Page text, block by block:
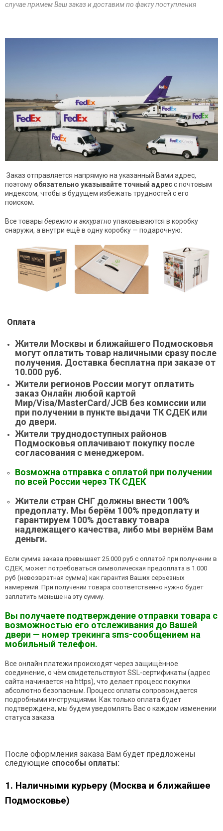
случае примем Ваш заказ и доставим по факту поступления
Заказ отправляется напрямую на указанный Вами адрес,
поэтому обязательно указывайте точный адресс почтовым
индексом, чтобы в будущем избежать трудностей с его
поиском.
Все товары бережно и аккуратно упаковываются в коробку
снаружи, а внутри ещё в одну коробку — подарочную:
Оплата
Жители Москвы и ближайшего Подмосковья
могут оплатить товар наличными сразу после
получения. Доставка бесплатна при заказе от
10.000 руб.
Жители регионов России могут оплатить
заказ Онлайн любой картой
Мир/Visa/MasterCard/JCB без комиссии или
при получении в пункте выдачи ТК СДЕК или
до двери.
Жители труднодоступных районов
Подмосковья оплачивают покупку после
согласования с менеджером.
Возможна отправка с оплатой при получении
по всей России через ТК СДЕК
Жители стран СНГ должны внести 100%
предоплату. Мы берём 100% предоплату и
гарантируем 100% доставку товара
надлежащего качества, либо мы вернём Вам
деньги.
Если сумма заказа превышает 25.000 руб с оплатой при получении в
СДЕК, может потребоваться символическая предоплата в 1.000
руб (невозвратная сумма) как гарантия Ваших серьезных
намерений. При получении товара соответственно нужно будет
заплатить меньше на эту сумму.
Вы получаете подтверждение отправки товара с
возможностью его отслеживания до Вашей
двери — номер трекинга sms-сообщением на
мобильный телефон.
Все онлайн платежи происходят через защищённое
соединение, о чём свидетельствуют SSL-сертификаты (адрес
сайта начинается на https), что делает процесс покупки
абсолютно безопасным. Процесс оплаты сопровождается
подробными инструкциями. Как только оплата будет
подтверждена, мы будем уведомлять Вас о каждом изменении
статуса заказа.
После оформления заказа Вам будет предложены
следующие способы оплаты:
1. Наличными курьеру (Москва и ближайшее
Подмосковье)